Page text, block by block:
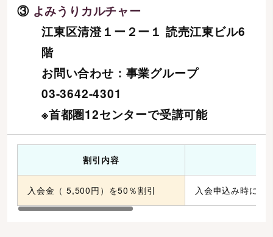
③ よみうりカルチャー
江東区清澄１ー２ー１ 読売江東ビル6
階
お問い合わせ：事業グループ
03-3642-4301
※首都圏12センターで受講可能
割引内容
入会金（ 5,500円）を50％割引 入会申込み時に受